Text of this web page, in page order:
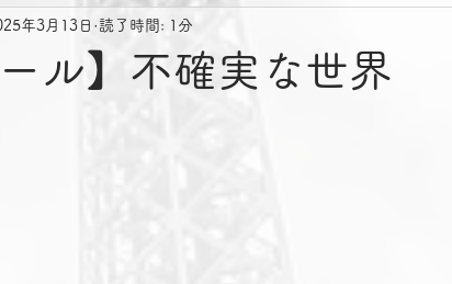
ル】不確実な世界
年3月13日 読了時間: 1分